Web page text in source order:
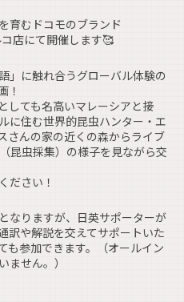
育むドコモのブランド
店にて開催します🥰
」に触れ合うグローバル体験の
！
しても名高いマレーシアと接
に住む世界的昆虫ハンター・エ
さんの家の近くの森からライブ
昆虫採集）の様子を見ながら交
ださい！
なりますが、日英サポーターが
訳や解説を交えてサポートいた
も参加できます。（オールイン
ません。）